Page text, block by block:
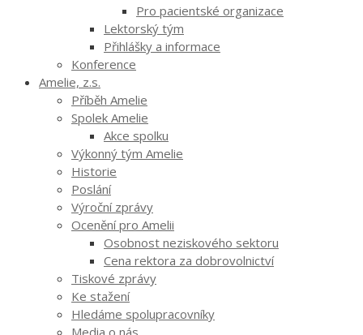
Pro pacientské organizace
Lektorský tým
Přihlášky a informace
Konference
Amelie, z.s.
Příběh Amelie
Spolek Amelie
Akce spolku
Výkonný tým Amelie
Historie
Poslání
Výroční zprávy
Ocenění pro Amelii
Osobnost neziskového sektoru
Cena rektora za dobrovolnictví
Tiskové zprávy
Ke stažení
Hledáme spolupracovníky
Media o nás